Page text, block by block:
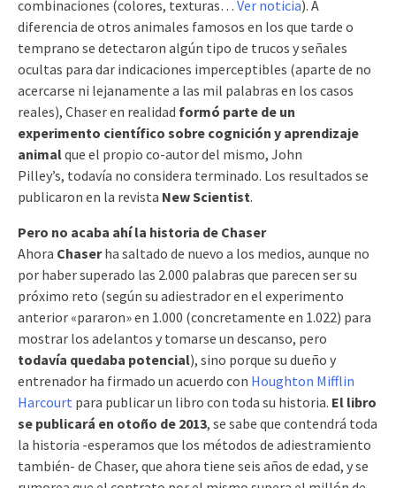
combinaciones (colores, texturas… Ver noticia). A
diferencia de otros animales famosos en los que tarde o
temprano se detectaron algún tipo de trucos y señales
ocultas para dar indicaciones imperceptibles (aparte de no
acercarse ni lejanamente a las mil palabras en los casos
reales), Chaser en realidad formó parte de un
experimento científico sobre cognición y aprendizaje
animalque el propio co-autor del mismo, John
Pilley’s, todavía no considera terminado. Los resultados se
publicaron en la revista New Scientist.
Pero no acaba ahí la historia de Chaser
Ahora Chaserha saltado de nuevo a los medios, aunque no
por haber superado las 2.000 palabras que parecen ser su
próximo reto (según su adiestrador en el experimento
anterior «pararon» en 1.000 (concretamente en 1.022) para
mostrar los adelantos y tomarse un descanso, pero
todavía quedaba potencial), sino porque su dueño y
entrenador ha firmado un acuerdo con Houghton Mifflin
Harcourt para publicar un libro con toda su historia. El libro
se publicará en otoño de 2013, se sabe que contendrá toda
la historia -esperamos que los métodos de adiestramiento
también- de Chaser, que ahora tiene seis años de edad, y se